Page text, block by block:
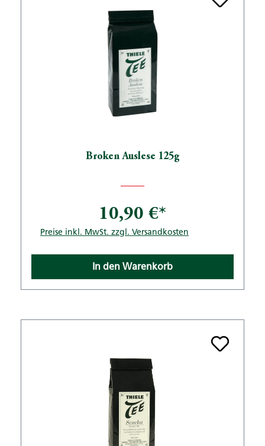
Broken Auslese 125g
10,90 €*
Preise inkl. MwSt. zzgl. Versandkosten
In den Warenkorb